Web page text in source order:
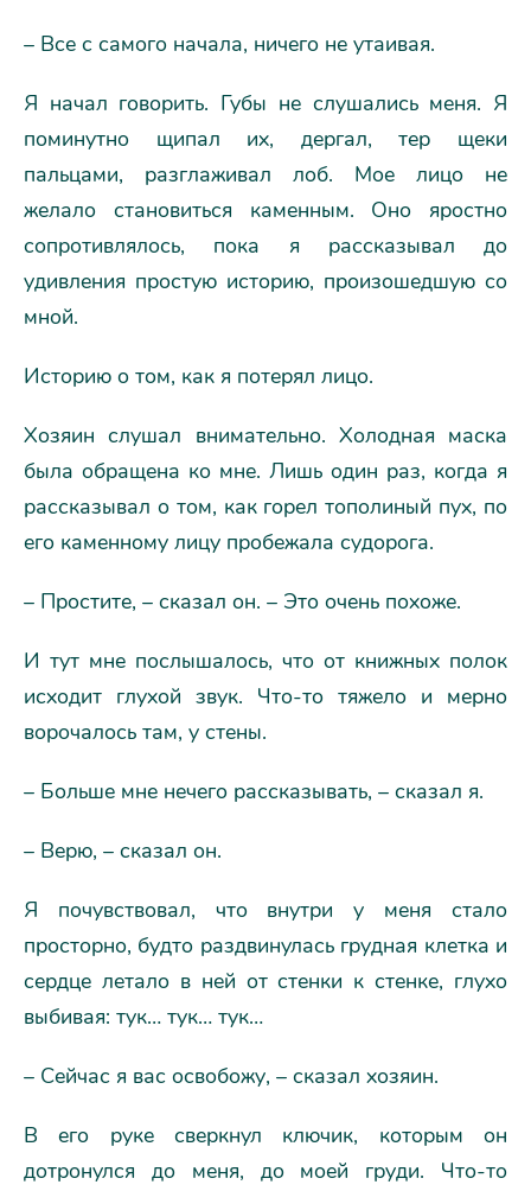
– Все с самого начала, ничего не утаивая.
Я начал говорить. Губы не слушались меня. Я
поминутно щипал их, дергал, тер щеки
пальцами, разглаживал лоб. Мое лицо не
желало становиться каменным. Оно яростно
сопротивлялось, пока я рассказывал до
удивления простую историю, произошедшую со
мной.
Историю о том, как я потерял лицо.
Хозяин слушал внимательно. Холодная маска
была обращена ко мне. Лишь один раз, когда я
рассказывал о том, как горел тополиный пух, по
его каменному лицу пробежала судорога.
– Простите, – сказал он. – Это очень похоже.
И тут мне послышалось, что от книжных полок
исходит глухой звук. Что-то тяжело и мерно
ворочалось там, у стены.
– Больше мне нечего рассказывать, – сказал я.
– Верю, – сказал он.
Я почувствовал, что внутри у меня стало
просторно, будто раздвинулась грудная клетка и
сердце летало в ней от стенки к стенке, глухо
выбивая: тук… тук… тук…
– Сейчас я вас освобожу, – сказал хозяин.
В его руке сверкнул ключик, которым он
дотронулся до меня, до моей груди. Что-то